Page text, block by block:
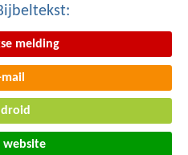
melding
mail
website